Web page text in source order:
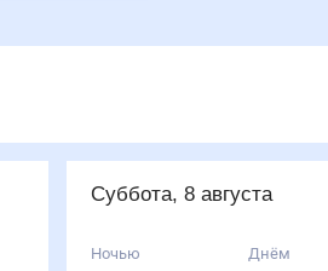
суббота, 8 августа
Ночью Днём